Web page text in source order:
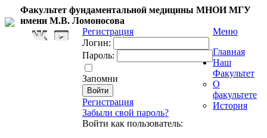
Факультет фундаментальной медицины МНОИ МГУ
имени М.В. Ломоносова
Регистрация
Логин:
Пароль:
Запомни
Регистрация
Забыли свой пароль?
Войти как пользователь:
Меню
Главная
Наш
Факультет
О
факультете
История